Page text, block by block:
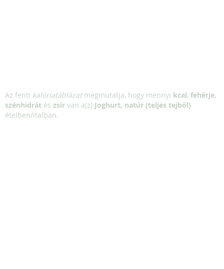
Az fenti kalóriatáblázatmegmutatja, hogy mennyi kcal, fehérje,
szénhidrát és zsír van a(z) Joghurt, natúr (teljes tejből)
ételben/italban.